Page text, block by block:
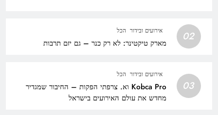
02 אירועים ובידור הכל
מארק טיקטינר: לא רק כנר – גם יזם תרבות
03
אירועים ובידור הכל
Kobca Pro וא. צרפתי הפקות – החיבור שמגדיר
מחדש את עולם האירועים בישראל